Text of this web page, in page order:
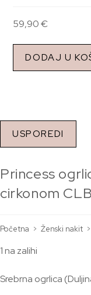
59,90€
DODAJ U
USPOREDI
Princess
cirkonom
Početna > Ženski nakit >
1 na zalihi
Srebrna ogrlica